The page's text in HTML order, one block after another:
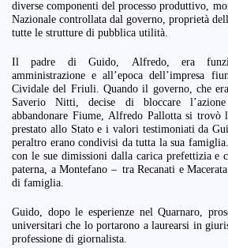
diverse componenti del processo produttivo,
Nazionale controllata dal governo, proprietà
tutte le strutture di pubblica utilità.
Il padre di Guido, Alfredo, era
amministrazione e all’epoca dell’impresa
Cividale del Friuli. Quando il governo, che
Saverio Nitti, decise di bloccare
abbandonare Fiume, Alfredo Pallotta si trovò
prestato allo Stato e i valori testimoniati da
peraltro erano condivisi da tutta la sua
con le sue dimissioni dalla carica prefettizia e
paterna, a Montefano – tra Recanati e
di famiglia.
Guido, dopo le esperienze nel Quarnaro,
universitari che lo portarono a laurearsi in
professione di giornalista.